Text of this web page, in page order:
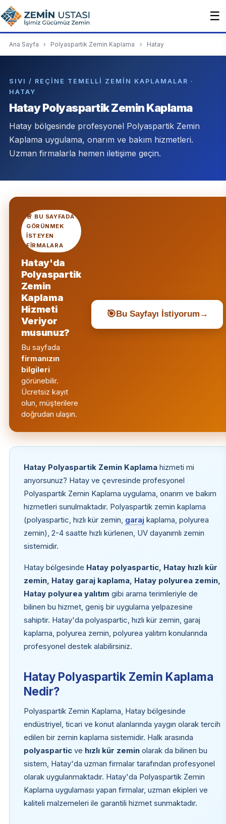
☰
Ana Sayfa › Polyaspartik Zemin Kaplama › Hatay
SIVI / REÇINE TEMELLI ZEMIN KAPLAMALAR ·
HATAY
Hatay Polyaspartik Zemin Kaplama
Hatay bölgesinde profesyonel Polyaspartik Zemin
Kaplama uygulama, onarım ve bakım hizmetleri.
Uzman firmalarla hemen iletişime geçin.
🚨 BU SAYFADA
GÖRÜNMEK
ISTEYEN
FIRMALARA
Hatay'da
Polyaspartik
Zemin
Kaplama
Hizmeti
Veriyor
musunuz?
Bu sayfada
firmanızın
bilgileri
görünebilir.
Ücretsiz kayıt
olun, müşterilere
doğrudan ulaşın.
🎯 Bu Sayfayı İstiyorum →
Hatay Polyaspartik Zemin Kaplamahizmeti mi
arıyorsunuz? Hatay ve çevresinde profesyonel
Polyaspartik Zemin Kaplama uygulama, onarım ve bakım
hizmetleri sunulmaktadır. Polyaspartik zemin kaplama
(polyaspartic, hızlı kür zemin, garaj kaplama, polyurea
zemin), 2-4 saatte hızlı kürlenen, UV dayanımlı zemin
sistemidir.
Hatay bölgesinde Hatay polyaspartic, Hatay hızlı kür
zemin, Hatay garaj kaplama, Hatay polyurea zemin,
Hatay polyurea yalıtım gibi arama terimleriyle de
bilinen bu hizmet, geniş bir uygulama yelpazesine
sahiptir. Hatay'da polyaspartic, hızlı kür zemin, garaj
kaplama, polyurea zemin, polyurea yalıtım konularında
profesyonel destek alabilirsiniz.
Hatay Polyaspartik Zemin Kaplama
Nedir?
Polyaspartik Zemin Kaplama, Hatay bölgesinde
endüstriyel, ticari ve konut alanlarında yaygın olarak tercih
edilen bir zemin kaplama sistemidir. Halk arasında
polyasparticve hızlı kür zeminolarak da bilinen bu
sistem, Hatay'da uzman firmalar tarafından profesyonel
olarak uygulanmaktadır. Hatay'da Polyaspartik Zemin
Kaplama uygulaması yapan firmalar, uzman ekipleri ve
kaliteli malzemeleri ile garantili hizmet sunmaktadır.